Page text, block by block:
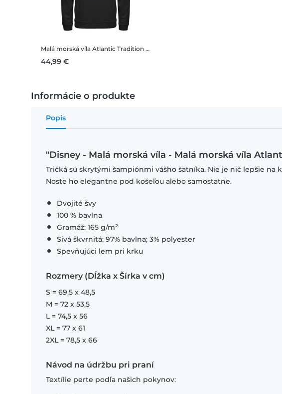
Malá morská víla Atlantic Tradition Disney - Malá morská víla - Malá morská víla
44,99 €
Informácie o produkte
Popis
"Disney - Malá morská víla - Malá morská víla
Tričká sú skrytými šampiónmi vášho šatníka. Nie je nič lepšie
Noste ho elegantne pod košeľou alebo samostatne.
Dvojité švy
100 % bavlna
Gramáž: 165 g/m²
Sivá škvrnitá: 97% bavlna; 3% polyester
Spevňujúci lem pri krku
Rozmery (Dĺžka x Šírka v cm)
S = 69,5 x 48,5
M = 72 x 53,5
L = 74,5 x 56
XL = 77 x 61
2XL = 78,5 x 66
Návod na údržbu pri praní
Textílie perte podľa našich pokynov: